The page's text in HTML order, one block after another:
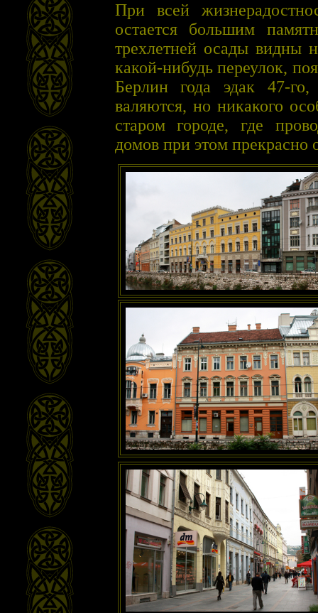
При всей
остается большим
трехлетней осады видны
какой-нибудь переулок,
Берлин года эдак 47-
валяются, но никакого
старом городе, где
домов при этом прекрасно